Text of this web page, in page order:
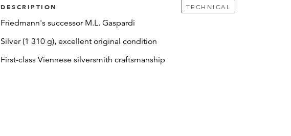
DESCRIPTION TECHNICAL
Friedmann's successor M.L. Gaspardi
Silver (1 310 g), excellent original condition
First-class Viennese silversmith craftsmanship